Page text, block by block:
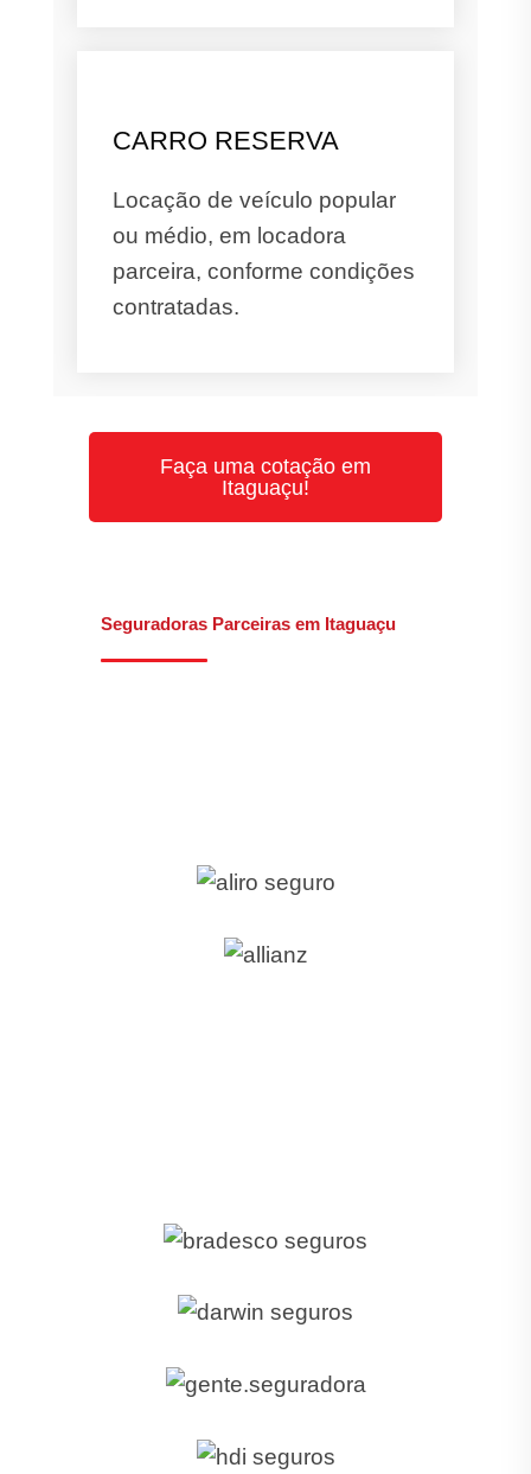
CARRO RESERVA
Locação de veículo popular
ou médio, em locadora
parceira, conforme condições
contratadas.
Faça uma cotação em
Itaguaçu!
Seguradoras Parceiras em Itaguaçu